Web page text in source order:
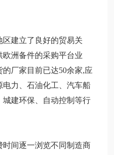
建立了良好的贸易关
洲备件的采购平台业
厂家目前已达50余家,应
电力、石油化工、汽车船
建环保、自动控制等行
间逐一浏览不同制造商